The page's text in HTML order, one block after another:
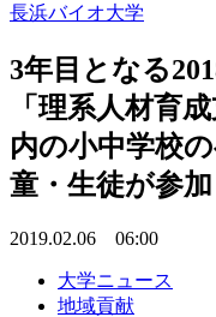
長浜バイオ大学
3年目となる
「理系人材育
内の小中学校
童・生徒が参加
2019.02.06 06:00
大学ニュース
地域貢献